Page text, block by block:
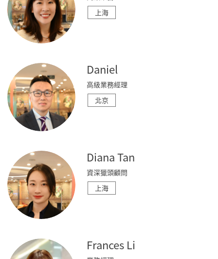
上海
Daniel
高級業務經理
北京
Diana Tan
資深獵頭顧問
上海
Frances Li